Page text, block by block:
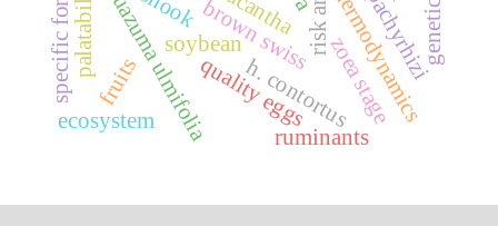
soybean
brown swiss
h. contortus
guazuma ulmifoliaquality eggs
palatability
fruits
ruminants
ecosystem thermodynamics
zoea stage